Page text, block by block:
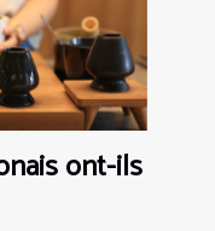
ont-ils